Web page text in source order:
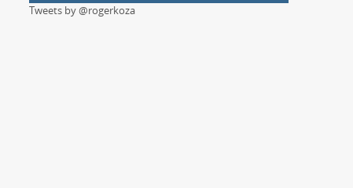
Tweets by @rogerkoza